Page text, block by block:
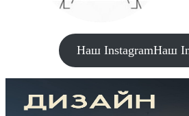
Наш InstagramНаш